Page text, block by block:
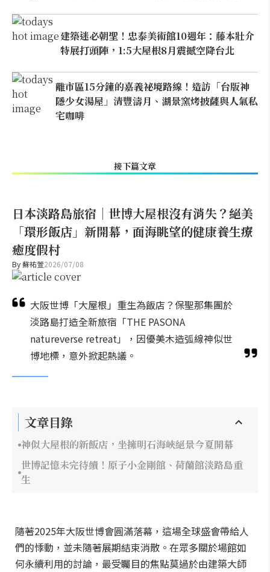
建築迷必朝聖！忠泰美術館10週年：藤本壯介
特展打頭陣，1:5大屋根8月震撼空降台北
離市區15分鐘的嘉義祕境路線！造訪「台版神
隱少女湯屋」清豐濤月、湖景窯烤披薩與人氣私
宅咖啡
接下篇文章
日本淡路島旅宿｜世博大屋根沒有消失？絕美
「環形飯店」新開幕，面海眺望的健康養生療
癒度假村
By蘇祐萱2026/07/08
大阪世博「大屋根」重生為飯店？保聖那集團於
淡路島打造全新旅宿「THE PASONA
natureverse retreat」，因優美木造弧線神似世
博地標，意外掀起熱議。
文章目錄
神似大屋根的新飯店，坐擁明石海峽絕景今夏開幕
世博記憶未完待續！原子小金剛館、荷蘭館淡路島重
生
隨著2025年大阪世博會圓滿落幕，這場全球盛會帶給人
們的悸動，並未隨著展期結束消散。在眾多關於場館如
何永續利用的討論，最受矚目的焦點莫過於由建築大師